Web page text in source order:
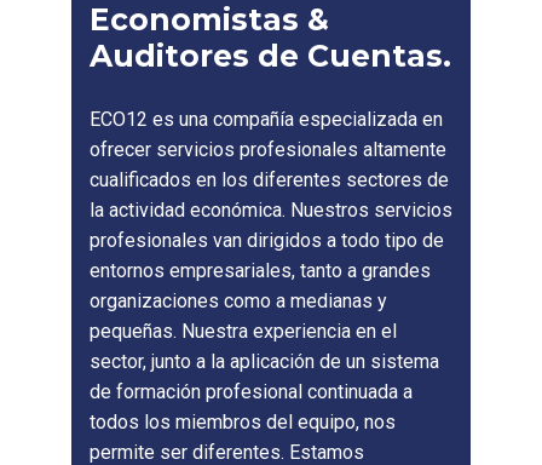
Economistas &
Auditores de Cuentas.
ECO12 es una compañía especializada en
ofrecer servicios profesionales altamente
cualificados en los diferentes sectores de
la actividad económica. Nuestros servicios
profesionales van dirigidos a todo tipo de
entornos empresariales, tanto a grandes
organizaciones como a medianas y
pequeñas. Nuestra experiencia en el
sector, junto a la aplicación de un sistema
de formación profesional continuada a
todos los miembros del equipo, nos
permite ser diferentes. Estamos